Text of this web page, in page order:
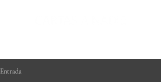
Entrada